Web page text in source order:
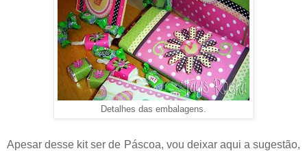
Detalhes das embalagens.
Apesar desse kit ser de Páscoa, vou deixar aqui a sugestão,